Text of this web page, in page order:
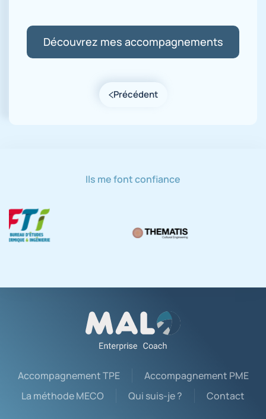
Découvrez mes accompagnements
Précédent
Ils me font confiance
Accompagnement TPE
Accompagnement PME
La méthode MECO
Qui suis-je ? Contact